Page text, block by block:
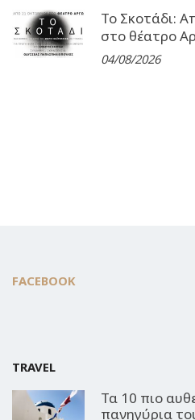
Το Σκοτάδι:
στο θέατρο
04/08/2026
FACEBOOK
TRAVEL
Τα 10 πιο
πανηγύρια